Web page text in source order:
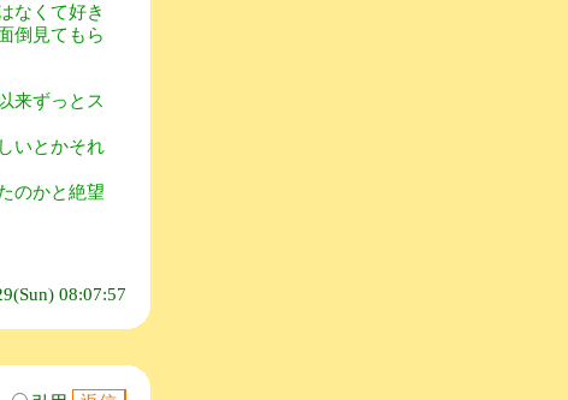
なくて好き
倒見てもら
来ずっとス
いとかそれ
のかと絶望
08:07:57